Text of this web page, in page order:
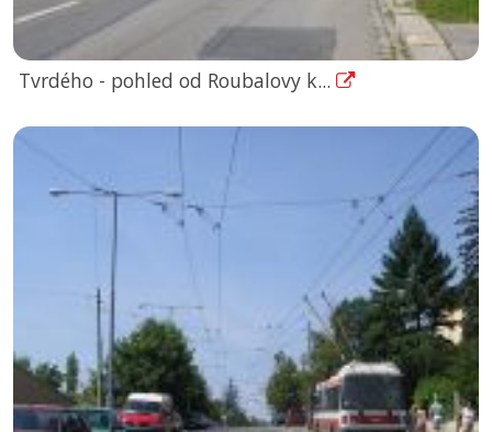
Tvrdého - pohled od Roubalovy k...